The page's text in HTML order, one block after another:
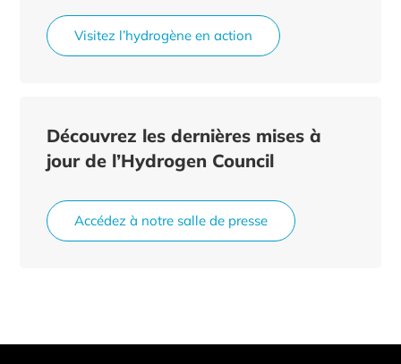
Visitez l’hydrogène en action
Découvrez les dernières mises à
jour de l’Hydrogen Council
Accédez à notre salle de presse